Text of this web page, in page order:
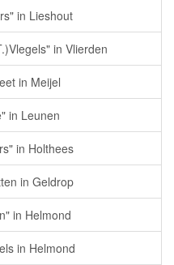
in Lieshout
in Vlierden
in Meijel
in Leunen
in Holthees
in Geldrop
in Helmond
in Helmond